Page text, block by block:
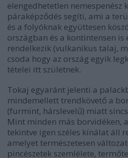
elengedhetetlen nemespenész
páraképződés segíti, ami a
és a folyóknak együttesen
országban és a kontintensen
rendelkezik (vulkanikus talaj,
csoda hogy az ország egyik
tételei itt születnek.
Tokaj egyaránt jelenti a
mindemellett trendkövető a
(furmint, hárslevelű) miatt
Mint minden más borvidéken,
tekintve igen széles kínálat áll
amelyet természetesen
pincészetek szemlélete,